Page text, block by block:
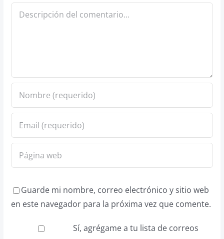
Comentario
Guarde mi nombre, correo electrónico y sitio web
en este navegador para la próxima vez que comente.
Sí, agrégame a tu lista de correos